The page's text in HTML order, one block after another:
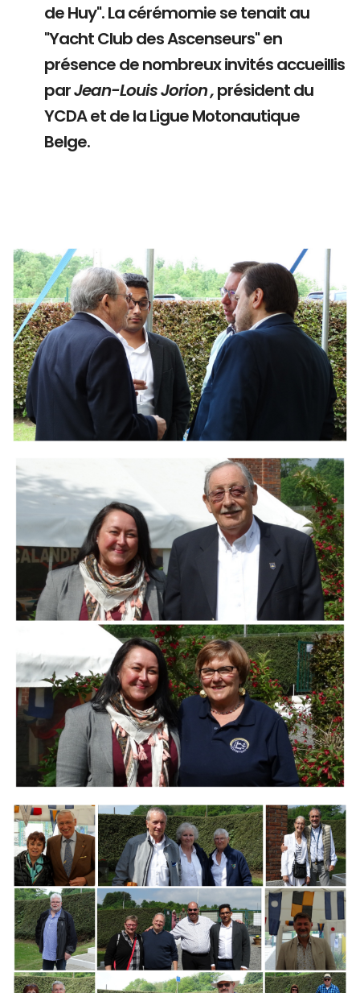
de Huy". La cérémomie se tenait au
"Yacht Club des Ascenseurs" en
présence de nombreux invités accueillis
parJean-Louis Jorion ,président du
YCDA et de la Ligue Motonautique
Belge.
Branding
ARMCHAIR
ARMCHAIR
Branding
ARMCHAIR